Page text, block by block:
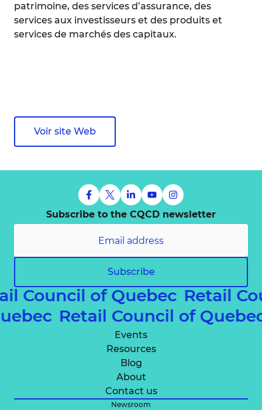
patrimoine, des services d’assurance, des
services aux investisseurs et des produits et
services de marchés des capitaux.
Voir site Web
Subscribe to the CQCD newsletter
Subscribe
Council of Quebec Retail
Retail Council of
Events
Resources
Blog
About
Contact us
Newsroom